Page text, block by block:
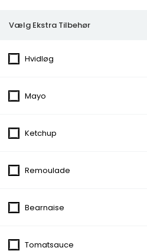
Menuer
Menu 1
130,00 kr.
Menu 3
130,00 kr.
Kebab box
Vælg Ekstra Tilbehør
Hvidløg
Mayo
Ketchup
Remoulade
Bearnaise
Tomatsauce